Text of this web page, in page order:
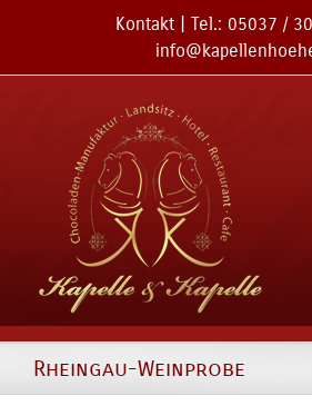
Kontakt | Tel.: 05037 /
Rheingau-Weinprobe